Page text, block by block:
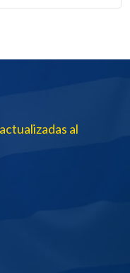
al